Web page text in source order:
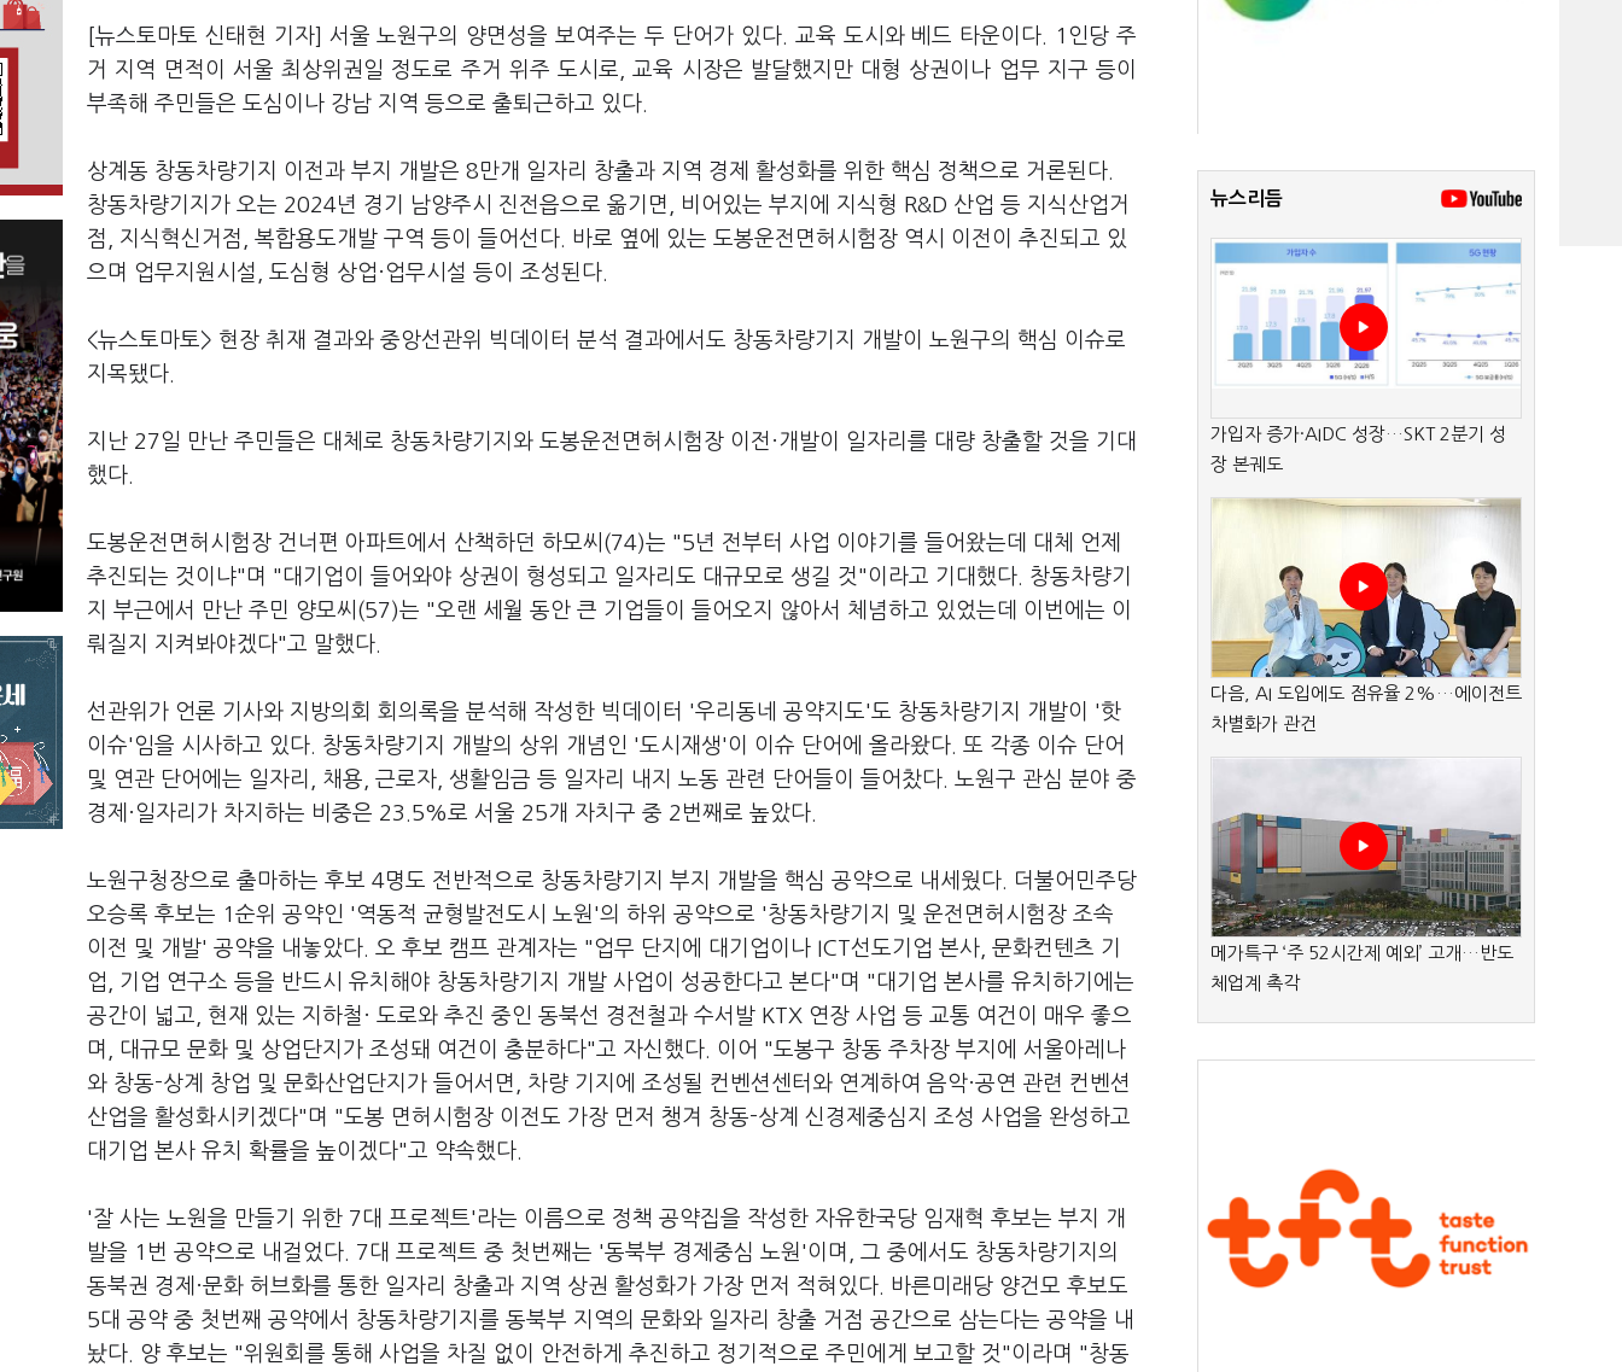
[뉴스토마토 신태현 기자] 서울 노원구의 양면성을 보여주는 두 단어가 있다. 교육 도시와 베드 타운이다. 1인당 주
거 지역 면적이 서울 최상위권일 정도로 주거 위주 도시로, 교육 시장은 발달했지만 대형 상권이나 업무 지구 등이
부족해 주민들은 도심이나 강남 지역 등으로 출퇴근하고 있다.
상계동 창동차량기지 이전과 부지 개발은 8만개 일자리 창출과 지역 경제 활성화를 위한 핵심 정책으로 거론된다.
창동차량기지가 오는 2024년 경기 남양주시 진전읍으로 옮기면, 비어있는 부지에 지식형 R&D 산업 등 지식산업거
점, 지식혁신거점, 복합용도개발 구역 등이 들어선다. 바로 옆에 있는 도봉운전면허시험장 역시 이전이 추진되고 있
으며 업무지원시설, 도심형 상업·업무시설 등이 조성된다.
<뉴스토마토> 현장 취재 결과와 중앙선관위 빅데이터 분석 결과에서도 창동차량기지 개발이 노원구의 핵심 이슈로
지목됐다.
지난 27일 만난 주민들은 대체로 창동차량기지와 도봉운전면허시험장 이전·개발이 일자리를 대량 창출할 것을 기대
했다.
도봉운전면허시험장 건너편 아파트에서 산책하던 하모씨(74)는 "5년 전부터 사업 이야기를 들어왔는데 대체 언제
추진되는 것이냐"며 "대기업이 들어와야 상권이 형성되고 일자리도 대규모로 생길 것"이라고 기대했다. 창동차량기
지 부근에서 만난 주민 양모씨(57)는 "오랜 세월 동안 큰 기업들이 들어오지 않아서 체념하고 있었는데 이번에는 이
뤄질지 지켜봐야겠다"고 말했다.
선관위가 언론 기사와 지방의회 회의록을 분석해 작성한 빅데이터 '우리동네 공약지도'도 창동차량기지 개발이 '핫
이슈'임을 시사하고 있다. 창동차량기지 개발의 상위 개념인 '도시재생'이 이슈 단어에 올라왔다. 또 각종 이슈 단어
및 연관 단어에는 일자리, 채용, 근로자, 생활임금 등 일자리 내지 노동 관련 단어들이 들어찼다. 노원구 관심 분야 중
경제·일자리가 차지하는 비중은 23.5%로 서울 25개 자치구 중 2번째로 높았다.
노원구청장으로 출마하는 후보 4명도 전반적으로 창동차량기지 부지 개발을 핵심 공약으로 내세웠다. 더불어민주당
오승록 후보는 1순위 공약인 '역동적 균형발전도시 노원'의 하위 공약으로 '창동차량기지 및 운전면허시험장 조속
이전 및 개발' 공약을 내놓았다. 오 후보 캠프 관계자는 "업무 단지에 대기업이나 ICT선도기업 본사, 문화컨텐츠 기
업, 기업 연구소 등을 반드시 유치해야 창동차량기지 개발 사업이 성공한다고 본다"며 "대기업 본사를 유치하기에는
공간이 넓고, 현재 있는 지하철· 도로와 추진 중인 동북선 경전철과 수서발 KTX 연장 사업 등 교통 여건이 매우 좋으
며, 대규모 문화 및 상업단지가 조성돼 여건이 충분하다"고 자신했다. 이어 "도봉구 창동 주차장 부지에 서울아레나
와 창동-상계 창업 및 문화산업단지가 들어서면, 차량 기지에 조성될 컨벤션센터와 연계하여 음악·공연 관련 컨벤션
산업을 활성화시키겠다"며 "도봉 면허시험장 이전도 가장 먼저 챙겨 창동-상계 신경제중심지 조성 사업을 완성하고
대기업 본사 유치 확률을 높이겠다"고 약속했다.
'잘 사는 노원을 만들기 위한 7대 프로젝트'라는 이름으로 정책 공약집을 작성한 자유한국당 임재혁 후보는 부지 개
발을 1번 공약으로 내걸었다. 7대 프로젝트 중 첫번째는 '동북부 경제중심 노원'이며, 그 중에서도 창동차량기지의
동북권 경제·문화 허브화를 통한 일자리 창출과 지역 상권 활성화가 가장 먼저 적혀있다. 바른미래당 양건모 후보도
5대 공약 중 첫번째 공약에서 창동차량기지를 동북부 지역의 문화와 일자리 창출 거점 공간으로 삼는다는 공약을 내
놨다. 양 후보는 "위원회를 통해 사업을 차질 없이 안전하게 추진하고 정기적으로 주민에게 보고할 것"이라며 "창동
뉴스리듬
가입자 증가·AIDC 성장…SKT 2분기 성
장 본궤도
다음, AI 도입에도 점유율 2%…에이전트
차별화가 관건
메가특구 ‘주 52시간제 예외’ 고개…반도
체업계 촉각